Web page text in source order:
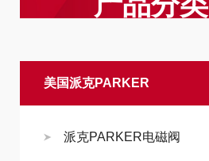
美国派克PARKER
派克PARKER电磁阀